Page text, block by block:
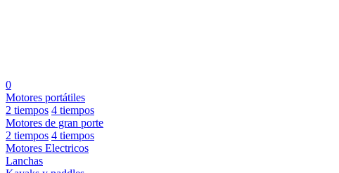
0
Motores portátiles
2 tiempos 4 tiempos
Motores de gran porte
2 tiempos 4 tiempos
Motores Electricos
Lanchas